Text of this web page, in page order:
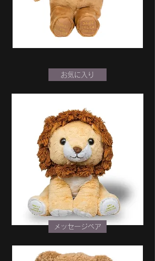
お気に入り
メッセージベア